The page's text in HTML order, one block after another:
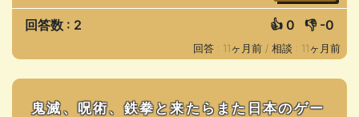
回答数 : 2 👍 0 👎 -0
回答 : 11ヶ月前 / 相談 : 11ヶ月前
鬼滅、呪術、鉄拳と来たらまた日本のゲー